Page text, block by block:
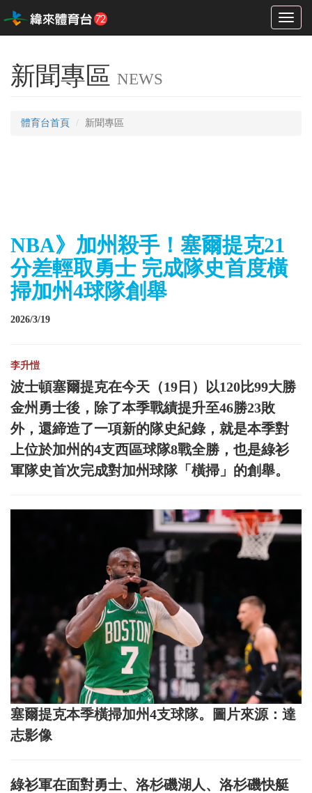
Toggle
新聞專區 NEWS
體育台首頁 新聞專區
NBA》加州殺手！塞爾提克21
分差輕取勇士 完成隊史首度橫
掃加州4球隊創舉
2026/3/19
李升愷
波士頓塞爾提克在今天（19日）以120比99大勝
金州勇士後，除了本季戰績提升至46勝23敗
外，還締造了一項新的隊史紀錄，就是本季對
上位於加州的4支西區球隊8戰全勝，也是綠衫
軍隊史首次完成對加州球隊「橫掃」的創舉。
塞爾提克本季橫掃加州4支球隊。圖片來源：達
志影像
綠衫軍在面對勇士、洛杉磯湖人、洛杉磯快艇